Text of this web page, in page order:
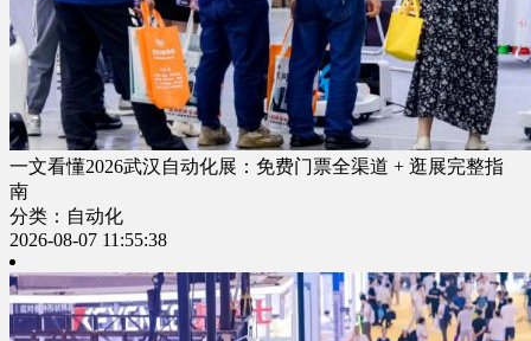
一文看懂2026武汉自动化展：免费门票全渠道 + 逛展完整指
南
分类：自动化
2026-08-07 11:55:38